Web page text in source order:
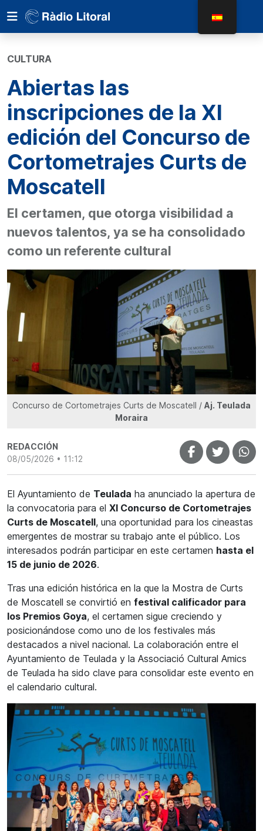
CULTURA
Abiertas las
inscripciones de la XI
edición del Concurso de
Cortometrajes Curts de
Moscatell
El certamen, que otorga visibilidad a
nuevos talentos, ya se ha consolidado
como un referente cultural
Concurso de Cortometrajes Curts de Moscatell / Aj. Teulada
Moraira
REDACCIÓN
08/05/2026 • 11:12
El Ayuntamiento de Teulada ha anunciado la apertura de
la convocatoria para el XI Concurso de Cortometrajes
Curts de Moscatell, una oportunidad para los cineastas
emergentes de mostrar su trabajo ante el público. Los
interesados podrán participar en este certamen hasta el
15 de junio de 2026.
Tras una edición histórica en la que la Mostra de Curts
de Moscatell se convirtió en festival calificador para
los Premios Goya, el certamen sigue creciendo y
posicionándose como uno de los festivales más
destacados a nivel nacional. La colaboración entre el
Ayuntamiento de Teulada y la Associació Cultural Amics
de Teulada ha sido clave para consolidar este evento en
el calendario cultural.